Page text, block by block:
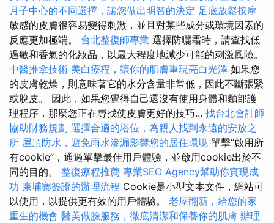
月子中心的不同選擇，讓您做出明智的決定 足底放鬆按摩
敏感的皮膚很容易變得刺激，並且對某些成分或環境因素的
反應更加極端。 台北整復師專業 選擇防曬霜時，請查找低
過敏和香氣的化妝品，以最大程度地減少可能的刺激風險。
中醫推拿技術 美白療程，讓你的肌膚重現亮白光澤 如果您
的皮膚乾燥，則意味著它的水分含量非常低，因此不斷張緊
或脫皮。 因此，如果您覺得自己還沒有使用身體和麵部護
理程序，那麼您正在尋找使皮膚更好的技巧... 找台北會計師
協助財務規劃 選擇合適的塔位，為親人找到永遠的安放之
所 屋頂防水，避免雨水滲漏影響您的居住環境 單擊“啟用所
有cookie”，通過單擊最佳用戶體驗，並啟用cookie出於不
同的目的。 整復療程推薦 專業SEO Agency幫助你實現成
功 柬埔寨簽證的辦理流程 Cookie是小型文本文件，網站可
以使用，以提供更有效的用戶體驗。 老屋翻新，給您的家
重生的機會 醫美做臉服務，徹底清潔和保養你的肌膚 辦理